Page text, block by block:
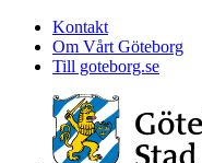
Kontakt
Om Vårt Göteborg
Till goteborg.se